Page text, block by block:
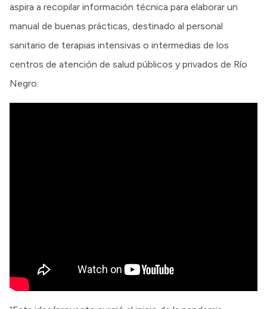
aspira a recopilar información técnica para elaborar un
manual de buenas prácticas, destinado al personal
sanitario de terapias intensivas o intermedias de los
centros de atención de salud públicos y privados de Río
Negro.